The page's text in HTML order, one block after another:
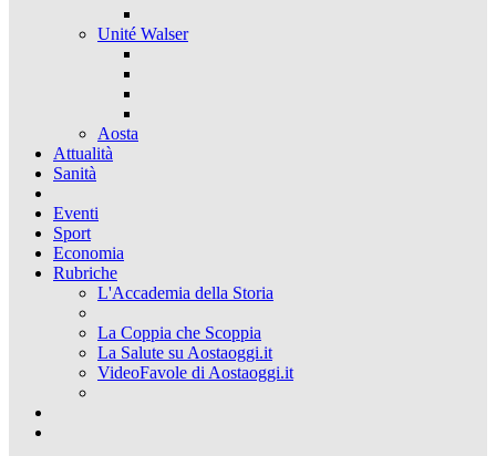
Unité Walser
Aosta
Attualità
Sanità
Eventi
Sport
Economia
Rubriche
L'Accademia della Storia
La Coppia che Scoppia
La Salute su Aostaoggi.it
VideoFavole di Aostaoggi.it